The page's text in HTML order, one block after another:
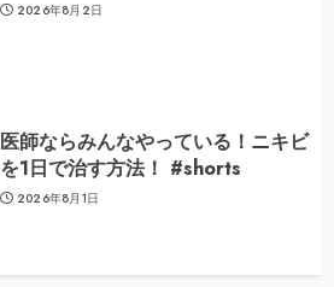
2026年8月2日
医師ならみんなやっている！ニキビ
を1日で治す方法！ #shorts
2026年8月1日